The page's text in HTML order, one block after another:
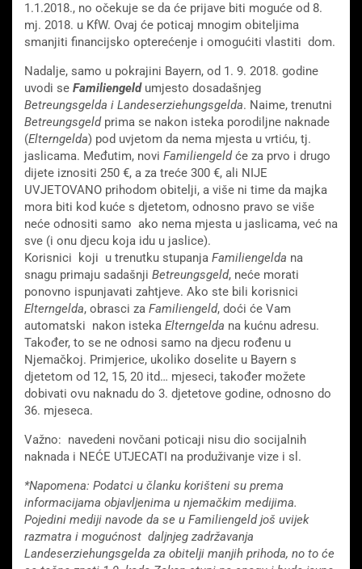
1.1.2018., no očekuje se da će prijave biti moguće od 8.
mj. 2018. u KfW. Ovaj će poticaj mnogim obiteljima
smanjiti financijsko opterećenje i omogućiti vlastiti dom.
Nadalje, samo u pokrajini Bayern, od 1. 9. 2018. godine
uvodi se Familiengeld umjesto dosadašnjeg
Betreungsgelda i Landeserziehungsgelda. Naime, trenutni
Betreungsgeldprima se nakon isteka porodiljne naknade
(Elterngelda) pod uvjetom da nema mjesta u vrtiću, tj.
jaslicama. Međutim, novi Familiengeldće za prvo i drugo
dijete iznositi 250 €, a za treće 300 €, ali NIJE
UVJETOVANO prihodom obitelji, a više ni time da majka
mora biti kod kuće s djetetom, odnosno pravo se više
neće odnositi samo ako nema mjesta u jaslicama, već na
sve (i onu djecu koja idu u jaslice).
Korisnici koji u trenutku stupanja Familiengelda na
snagu primaju sadašnji Betreungsgeld, neće morati
ponovno ispunjavati zahtjeve. Ako ste bili korisnici
Elterngelda, obrasci za Familiengeld, doći će Vam
automatski nakon isteka Elterngelda na kućnu adresu.
Također, to se ne odnosi samo na djecu rođenu u
Njemačkoj. Primjerice, ukoliko doselite u Bayern s
djetetom od 12, 15, 20 itd… mjeseci, također možete
dobivati ovu naknadu do 3. djetetove godine, odnosno do
36. mjeseca.
Važno: navedeni novčani poticaji nisu dio socijalnih
naknada i NEĆE UTJECATI na produživanje vize i sl.
*Napomena: Podatci u članku korišteni su prema
informacijama objavljenima u njemačkim medijima.
Pojedini mediji navode da se u Familiengeld još uvijek
razmatra i mogućnost daljnjeg zadržavanja
Landeserziehungsgelda za obitelji manjih prihoda, no to će